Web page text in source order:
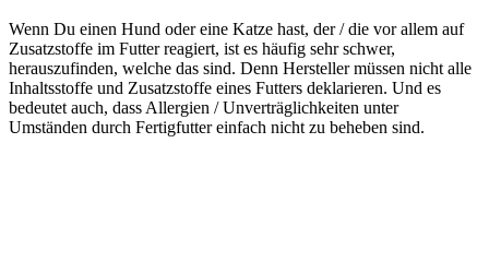
Wenn Du einen Hund oder eine Katze hast, der / die vor allem auf
Zusatzstoffe im Futter reagiert, ist es häufig sehr schwer,
herauszufinden, welche das sind. Denn Hersteller müssen nicht alle
Inhaltsstoffe und Zusatzstoffe eines Futters deklarieren. Und es
bedeutet auch, dass Allergien / Unverträglichkeiten unter
Umständen durch Fertigfutter einfach nicht zu beheben sind.